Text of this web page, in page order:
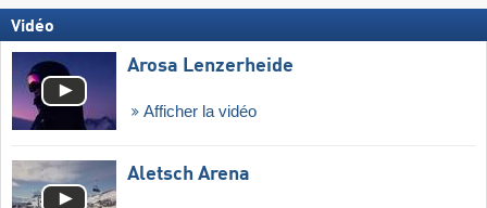
Vidéo
Arosa Lenzerheide
Afficher la vidéo
Aletsch Arena